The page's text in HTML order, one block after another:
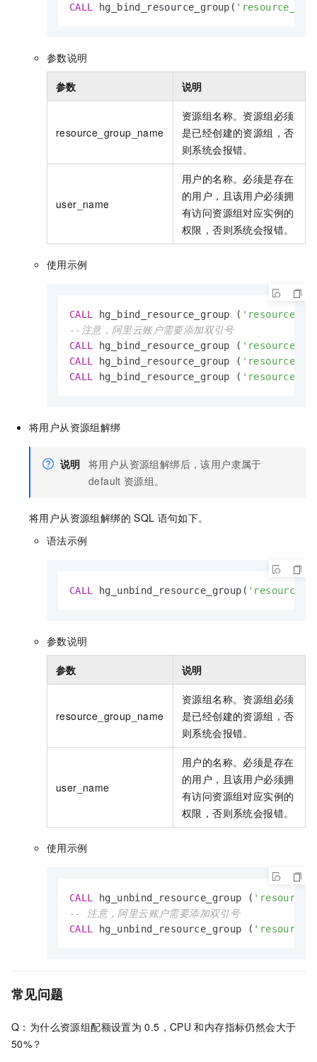
CALL hg_bind_resource_group(
参数说明
参数 说明
resource_group_name
资源组名称。资源组必须
是已经创建的资源组，否
则系统会报错。
user_name
用户的名称。必须是存在
的用户，且该用户必须拥
有访问资源组对应实例的
权限，否则系统会报错。
使用示例
CALL hg_bind_resource_group ( 'resource_1'
--注意，阿里云账户需要添加双引号
CALL
hg_bind_resource_group ( 'resource_1'
CALL
hg_bind_resource_group ( 'resource_1'
CALL
hg_bind_resource_group ( 'resource_1'
将用户从资源组解绑
说明 将用户从资源组解绑后，该用户隶属于
default 资源组。
将用户从资源组解绑的 SQL 语句如下。
语法示例
CALL hg_unbind_resource_group(
参数说明
参数 说明
resource_group_name
资源组名称。资源组必须
是已经创建的资源组，否
则系统会报错。
user_name
用户的名称。必须是存在
的用户，且该用户必须拥
有访问资源组对应实例的
权限，否则系统会报错。
使用示例
CALL hg_unbind_resource_group (
-- 注意，阿里云账户需要添加双引号
CALL
hg_unbind_resource_group (
常见问题
Q：为什么资源组配额设置为 0.5，CPU 和内存指标仍然会大于
50%？